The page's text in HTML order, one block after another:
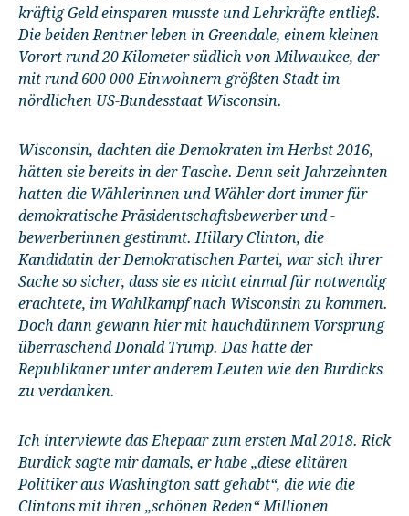
kräftig Geld einsparen musste und Lehrkräfte entließ.
Die beiden Rentner leben in Greendale, einem kleinen
Vorort rund 20 Kilometer südlich von Milwaukee, der
mit rund 600 000 Einwohnern größten Stadt im
nördlichen US-Bundesstaat Wisconsin.
Wisconsin, dachten die Demokraten im Herbst 2016,
hätten sie bereits in der Tasche. Denn seit Jahrzehnten
hatten die Wählerinnen und Wähler dort immer für
demokratische Präsidentschaftsbewerber und -
bewerberinnen gestimmt. Hillary Clinton, die
Kandidatin der Demokratischen Partei, war sich ihrer
Sache so sicher, dass sie es nicht einmal für notwendig
erachtete, im Wahlkampf nach Wisconsin zu kommen.
Doch dann gewann hier mit hauchdünnem Vorsprung
überraschend Donald Trump. Das hatte der
Republikaner unter anderem Leuten wie den Burdicks
zu verdanken.
Ich interviewte das Ehepaar zum ersten Mal 2018. Rick
Burdick sagte mir damals, er habe „diese elitären
Politiker aus Washington satt gehabt“, die wie die
Clintons mit ihren „schönen Reden“ Millionen